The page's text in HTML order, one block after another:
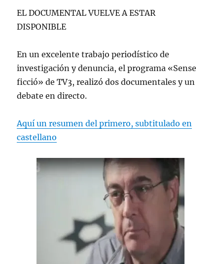
EL DOCUMENTAL VUELVE A ESTAR
DISPONIBLE
En un excelente trabajo periodístico de
investigación y denuncia, el programa «Sense
ficció» de TV3, realizó dos documentales y un
debate en directo.
Aquí un resumen del primero, subtitulado en
castellano